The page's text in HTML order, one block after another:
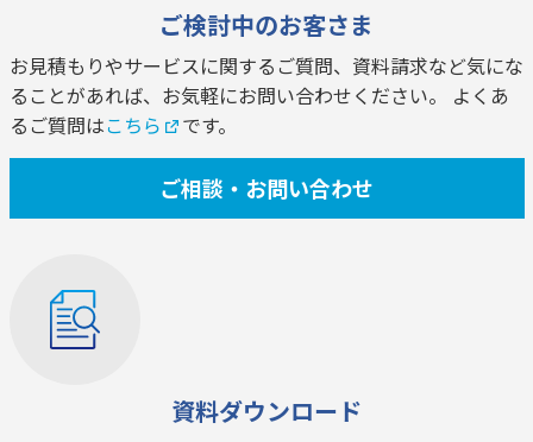
ご検討中のお客さま
お見積もりやサービスに関するご質問、資料請求など気にな
ることがあれば、お気軽にお問い合わせください。 よくあ
るご質問はこちら です。
ご相談・お問い合わせ
資料ダウンロード